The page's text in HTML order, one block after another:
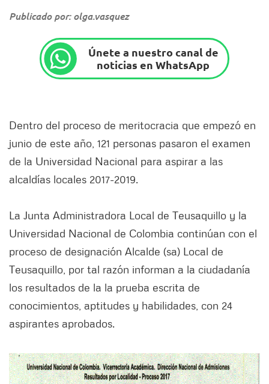
Publicado por: olga.vasquez
Únete a nuestro canal de
noticias en WhatsApp
Dentro del proceso de meritocracia que empezó en
junio de este año, 121 personas pasaron el examen
de la Universidad Nacional para aspirar a las
alcaldías locales 2017-2019.
La Junta Administradora Local de Teusaquillo y la
Universidad Nacional de Colombia continúan con el
proceso de designación Alcalde (sa) Local de
Teusaquillo, por tal razón informan a la ciudadanía
los resultados de la la prueba escrita de
conocimientos, aptitudes y habilidades, con 24
aspirantes aprobados.